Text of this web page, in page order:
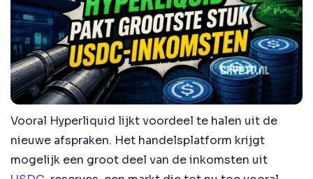
Vooral Hyperliquid lijkt voordeel te halen uit de
nieuwe afspraken. Het handelsplatform krijgt
mogelijk een groot deel van de inkomsten uit